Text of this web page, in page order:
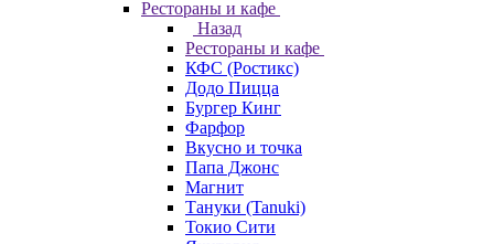
Рестораны и кафе
Назад
Рестораны и кафе
КФС (Ростикс)
Додо Пицца
Бургер Кинг
Фарфор
Вкусно и точка
Папа Джонс
Магнит
Тануки (Tanuki)
Токио Сити